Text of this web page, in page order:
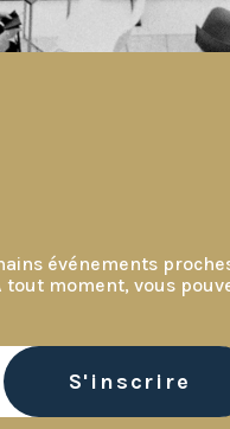
événements
tout moment, vous